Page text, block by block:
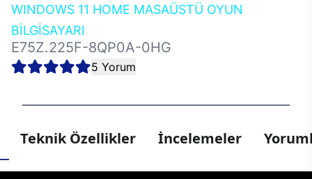
WINDOWS 11 HOME MASAÜSTÜ OYUN
BİLGİSAYARI
E75Z.225F-8QP0A-0HG
5 Yorum
Teknik Özellikler İncelemeler